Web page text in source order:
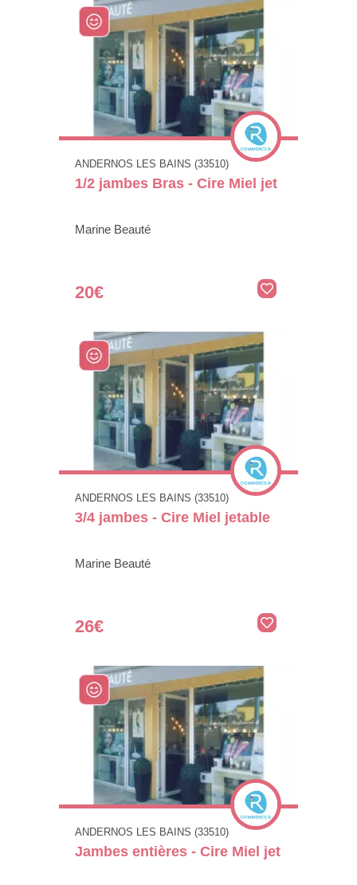
ANDERNOS LES BAINS (33510)
1/2 jambes Bras - Cire Miel jet
Marine Beauté
20€
ANDERNOS LES BAINS (33510)
3/4 jambes - Cire Miel jetable
Marine Beauté
26€
ANDERNOS LES BAINS (33510)
Jambes entières - Cire Miel jet